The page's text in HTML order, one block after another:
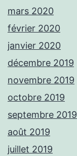
mars 2020
février 2020
janvier 2020
décembre 2019
novembre 2019
octobre 2019
septembre 2019
août 2019
juillet 2019